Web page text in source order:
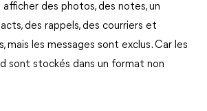
des photos, des notes, un
des rappels, des courriers et
mais les messages sont exclus. Car les
sont stockés dans un format non